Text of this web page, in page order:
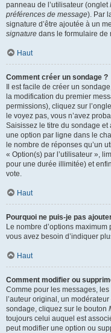
panneau de l’utilisateur (onglet
préférences de message). Par
signature d’être ajoutée à un
signature dans le formulaire de
Haut
Comment créer un sondage ?
Il est facile de créer un
la modification du premier
permissions), cliquez sur
le voyez pas, vous n’avez
Saisissez le titre du sondage
une option par ligne dans le
le nombre de réponses qu’un
« Option(s) par l’utilisateur »,
pour une durée illimitée) et
vote.
Haut
Pourquoi ne puis-je pas
Le nombre d’options
vous avez besoin d’indiquer
Haut
Comment modifier ou
Comme pour les messages,
l’auteur original, un
sondage, cliquez sur le bouton
toujours celui auquel est
peut modifier une option ou